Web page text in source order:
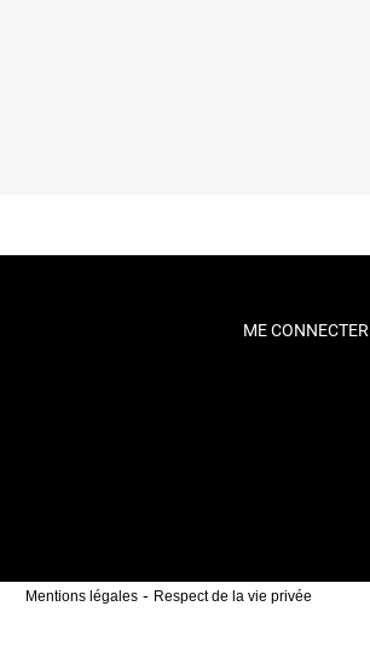
ME CONNECTER
Mentions légales - Respect de la vie privée